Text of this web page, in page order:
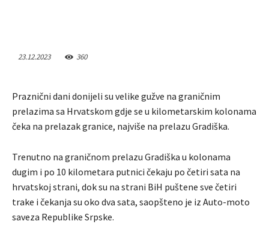
23.12.2023 360
Praznični dani donijeli su velike gužve na graničnim
prelazima sa Hrvatskom gdje se u kilometarskim kolonama
čeka na prelazak granice, najviše na prelazu Gradiška.
Trenutno na graničnom prelazu Gradiška u kolonama
dugim i po 10 kilometara putnici čekaju po četiri sata na
hrvatskoj strani, dok su na strani BiH puštene sve četiri
trake i čekanja su oko dva sata, saopšteno je iz Auto-moto
saveza Republike Srpske.